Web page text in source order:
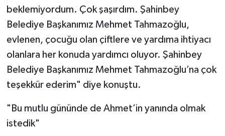
beklemiyordum. Çok şaşırdım. Şahinbey
Belediye Başkanımız Mehmet Tahmazoğlu,
evlenen, çocuğu olan çiftlere ve yardıma ihtiyacı
olanlara her konuda yardımcı oluyor. Şahinbey
Belediye Başkanımız Mehmet Tahmazoğlu’na çok
teşekkür ederim" diye konuştu.
"Bu mutlu gününde de Ahmet’in yanında olmak
istedik"